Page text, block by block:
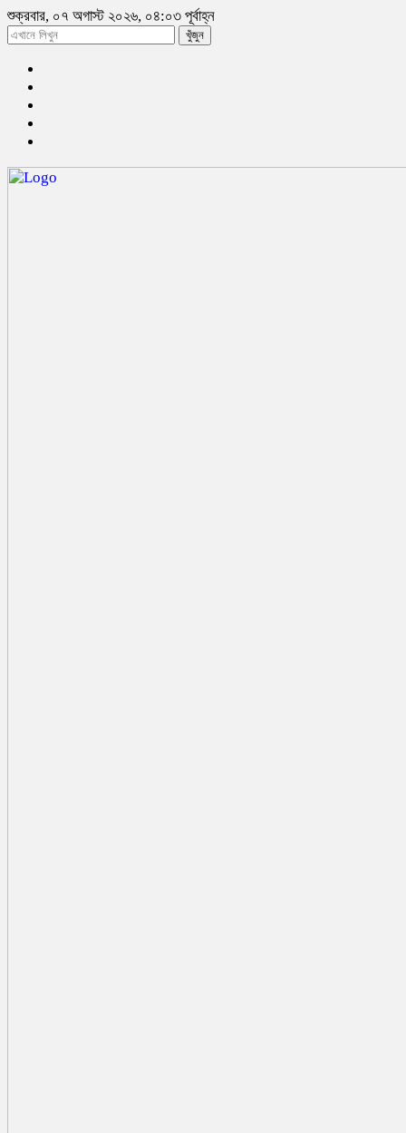
শুক্রবার, ০৭ অগাস্ট ২০২৬, ০৪:০৩ পূর্বাহ্ন
খুঁজুন